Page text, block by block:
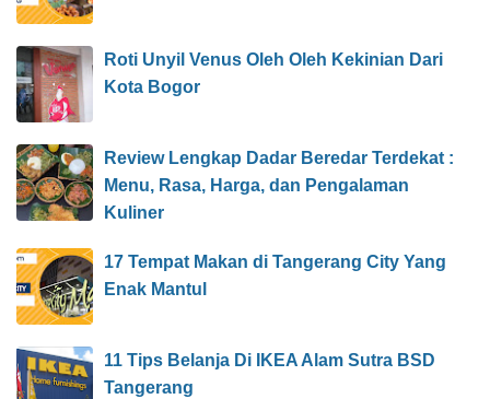
Roti Unyil Venus Oleh Oleh Kekinian Dari
Kota Bogor
Review Lengkap Dadar Beredar Terdekat :
Menu, Rasa, Harga, dan Pengalaman
Kuliner
17 Tempat Makan di Tangerang City Yang
Enak Mantul
11 Tips Belanja Di IKEA Alam Sutra BSD
Tangerang